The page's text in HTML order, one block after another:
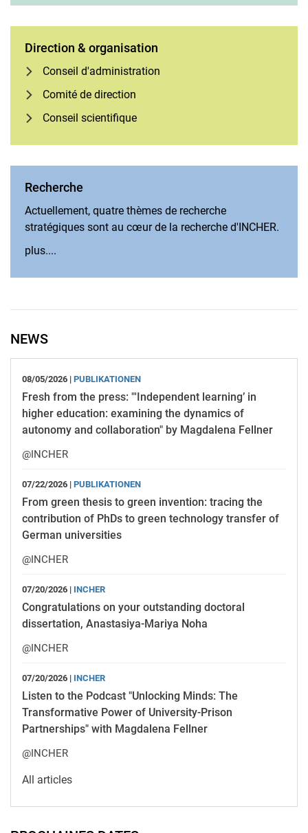
Direction & organisation
Conseil d'administration
Comité de direction
Conseil scientifique
Recherche
Actuellement, quatre thèmes de recherche
stratégiques sont au cœur de la recherche d'INCHER.
Recherche:
plus....
NEWS
08/05/2026 | PUBLIKATIONEN
Fresh from the press: "'Independent learning’ in
higher education: examining the dynamics of
autonomy and collaboration" by Magdalena Fellner
@INCHER
07/22/2026 | PUBLIKATIONEN
From green thesis to green invention: tracing the
contribution of PhDs to green technology transfer of
German universities
@INCHER
07/20/2026 | INCHER
Congratulations on your outstanding doctoral
dissertation, Anastasiya-Mariya Noha
@INCHER
07/20/2026 | INCHER
Listen to the Podcast "Unlocking Minds: The
Transformative Power of University-Prison
Partnerships" with Magdalena Fellner
@INCHER
All articles